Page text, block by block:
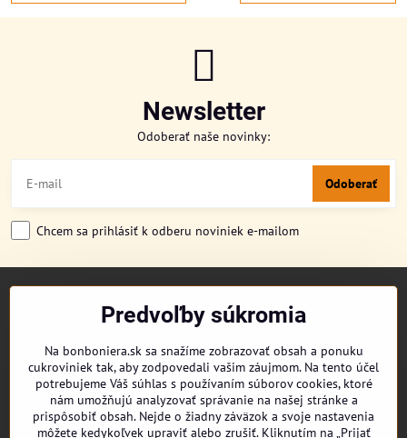
Newsletter
Odoberať naše novinky:
Odoberať
Chcem sa prihlásiť k odberu noviniek e-mailom
DORUČENIE OBJEDNÁVKY
REKLAMAČNÉ PODMIENKY
OBCHODNÉ PODMIENKY
KONTAKT
Predvoľby súkromia
Na bonboniera.sk sa snažíme zobrazovať obsah a ponuku
cukroviniek tak, aby zodpovedali vašim záujmom. Na tento účel
potrebujeme Váš súhlas s používaním súborov cookies, ktoré
nám umožňujú analyzovať správanie na našej stránke a
prispôsobiť obsah. Nejde o žiadny záväzok a svoje nastavenia
môžete kedykoľvek upraviť alebo zrušiť. Kliknutím na „Prijať